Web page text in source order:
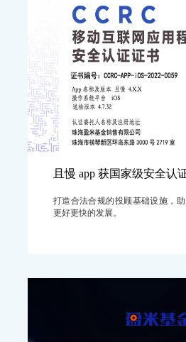
且慢 app 获国家级安全认
打造合法合规的投顾基础设施，
更好更快的发展。